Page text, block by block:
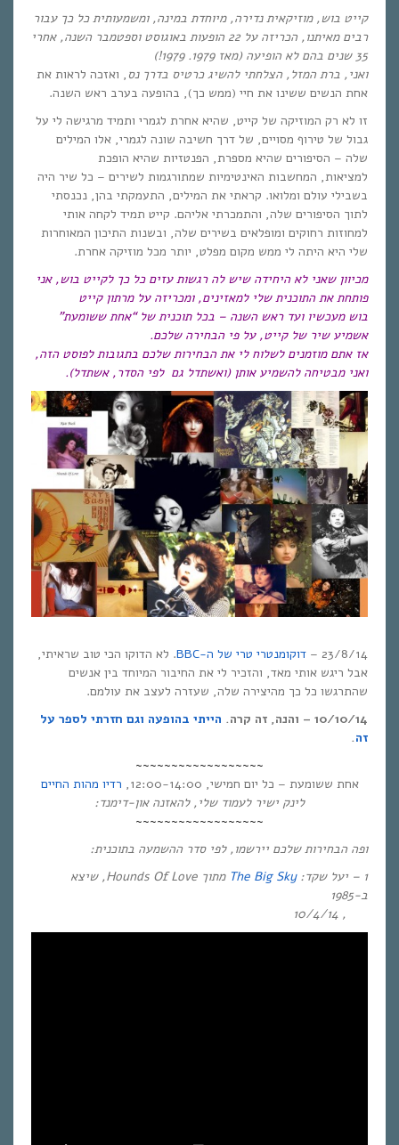
קייט בוש, מוזיקאית נדירה, מיוחדת במינה, ומשמעותית כל כך עבור
רבים מאיתנו, הכריזה על 22 הופעות באוגוסט וספטמבר השנה, אחרי
35 שנים בהם לא הופיעה (מאז 1979. 1979!)
ואני, ברת המזל, הצלחתי להשיג כרטיס בדרך נס , ואזכה לראות את
אחת הנשים ששינו את חיי (ממש כך), בהופעה בערב ראש השנה.
זו לא רק המוזיקה של קייט, שהיא אחרת לגמרי ותמיד מרגישה לי על
גבול של טירוף מסויים, של דרך חשיבה שונה לגמרי, אלו המילים
שלה – הסיפורים שהיא מספרת, הפנטזיות שהיא הופכת
למציאות, המחשבות האינטימיות שמתורגמות לשירים – כל שיר היה
בשבילי עולם ומלואו. קראתי את המילים, התעמקתי בהן, נכנסתי
לתוך הסיפורים שלה, והתמכרתי אליהם. קייט תמיד לקחה אותי
למחוזות רחוקים ומופלאים בשירים שלה, ובשנות התיכון המאוחרות
שלי היא היתה לי ממש מקום מפלט, יותר מכל מוזיקה אחרת.
מכיוון שאני לא היחידה שיש לה רגשות עזים כל כך לקייט בוש, אני
פותחת את התוכנית שלי למאזינים, ומכריזה על מרתון קייט
בוש מעכשיו ועד ראש השנה – בכל תוכנית של “אחת ששומעת”
אשמיע שיר של קייט, על פי הבחירה שלכם.
אז אתם מוזמנים לשלוח לי את הבחירות שלכם בתגובות לפוסט הזה,
ואני מבטיחה להשמיע אותן (ואשתדל גם לפי הסדר, אשתדל).
23/8/14 – דוקומנטרי טרי של ה-BBC
. לא הדוקו הכי טוב שראיתי,
אבל ריגש אותי מאד, והזכיר לי את החיבור המיוחד בין אנשים
שהתרגשו כל כך מהיצירה שלה, שעזרה לעצב את עולמם.
10/10/14 – והנה, זה קרה.
הייתי בהופעה וגם חזרתי לספר על
זה.
~~~~~~~~~~~~~~~~~~
אחת ששומעת – כל יום חמישי, 12:00-14:00,
רדיו מהות החיים
לינק ישיר לעמוד שלי, להאזנה און-דימנד:
~~~~~~~~~~~~~~~~~~
ופה הבחירות שלכם יירשמו, לפי סדר ההשמעה בתוכנית:
1 – יעל שקד:
The Big Sky מתוך
Hounds Of Love, שיצא
ב-1985
, 10/4/14